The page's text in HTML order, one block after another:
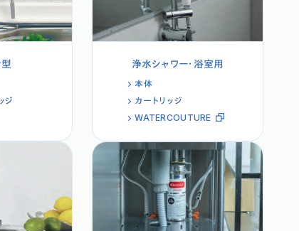
ジ
浄水シャワー・浴室用
本体
カートリッジ
WATERCOUTURE